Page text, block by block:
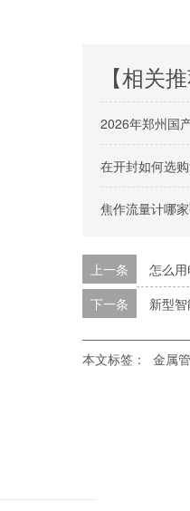
【相关推
2026年郑州国
在开封如何选
焦作流量计哪
上一条
怎么
下一条 新型
本文标签： 金属